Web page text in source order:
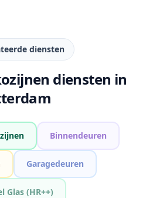
diensten
diensten in
Binnendeuren
Garagedeuren
Glas (HR++)